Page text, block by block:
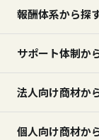
報酬体系から探
サポート体制か
法人向け商材か
個人向け商材か